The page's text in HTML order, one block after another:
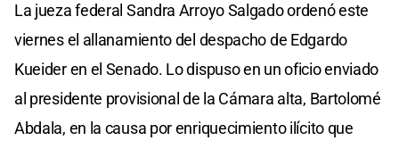
La jueza federal Sandra Arroyo Salgado ordenó este
viernes el allanamiento del despacho de Edgardo
Kueider en el Senado. Lo dispuso en un oficio enviado
al presidente provisional de la Cámara alta, Bartolomé
Abdala, en la causa por enriquecimiento ilícito que